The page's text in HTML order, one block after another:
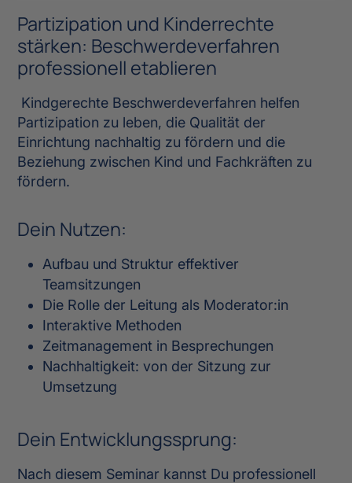
Partizipation und Kinderrechte
stärken: Beschwerdeverfahren
professionell etablieren
Kindgerechte Beschwerdeverfahren helfen
Partizipation zu leben, die Qualität der
Einrichtung nachhaltig zu fördern und die
Beziehung zwischen Kind und Fachkräften zu
fördern.
Dein Nutzen:
Aufbau und Struktur effektiver
Teamsitzungen
Die Rolle der Leitung als Moderator:in
Interaktive Methoden
Zeitmanagement in Besprechungen
Nachhaltigkeit: von der Sitzung zur
Umsetzung
Dein Entwicklungssprung:
Nach diesem Seminar kannst Du professionell